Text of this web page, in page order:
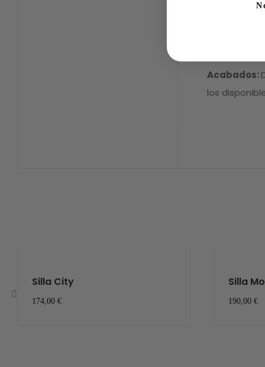
Ideal
Acabados:
los
Silla City
174,00 €
Silla
190,00 €